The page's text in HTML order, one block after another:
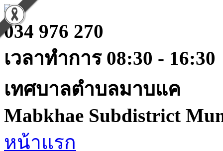
034 976 270
เวลาทำการ 08:30 - 16:30
เทศบาลตำบลมาบแค
Mabkhae Subdistrict
หน้าแรก